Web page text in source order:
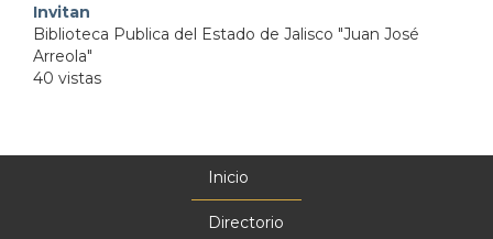
Invitan
Biblioteca Publica del Estado de Jalisco "Juan José
Arreola"
40 vistas
Inicio
Directorio